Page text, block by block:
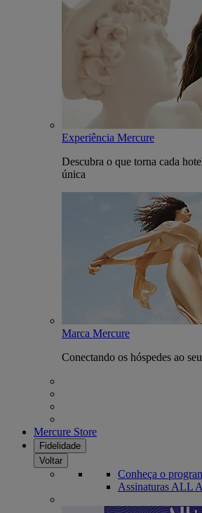
Experiência Mercure
Descubra o que torna cada
única
Marca Mercure
Conectando os hóspedes ao
Mercure Store
Fidelidade
Voltar
Conheça o
Assinaturas ALL